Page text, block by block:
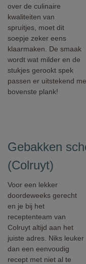
over de culinaire
kwaliteiten van
spruitjes, moet dit
soepje zeker eens
klaarmaken. De smaak
wordt wat milder en de
stukjes gerookt spek
passen er uitstekend
bovenste plank!
Gebakken
(Colruyt)
Voor een lekker
doordeweeks gerecht
en je bij het
receptenteam van
Colruyt altijd aan het
juiste adres. Niks leuker
dan een eenvoudig
recept met niet al te